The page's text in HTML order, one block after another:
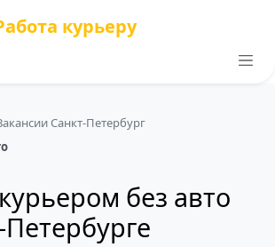
Санкт-Петербург
без авто